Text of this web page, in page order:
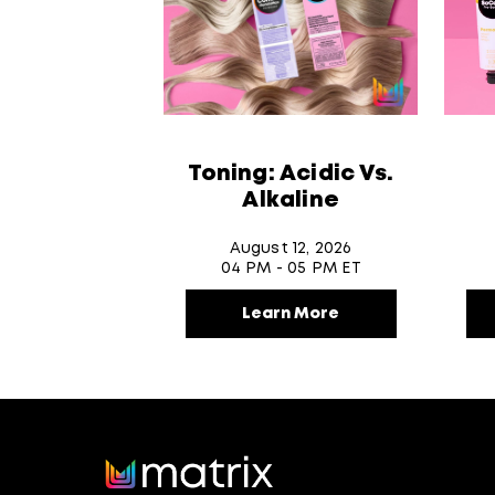
Toning: Acidic Vs.
Alkaline
August 12, 2026
04 PM - 05 PM ET
Learn More